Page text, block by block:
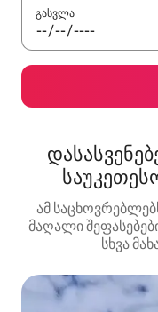
გასვლა
ამ
მაღალი
სხვა